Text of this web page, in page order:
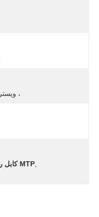
L / C ، T / T ، ويسترن يونيون ، موني جرام ،
كابل ربط MTP